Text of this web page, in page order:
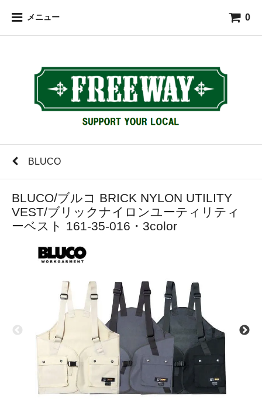
メニュー 0
BLUCO
BLUCO/ブルコ BRICK NYLON UTILITY
VEST/ブリックナイロンユーティリティ
ーベスト 161-35-016・3color